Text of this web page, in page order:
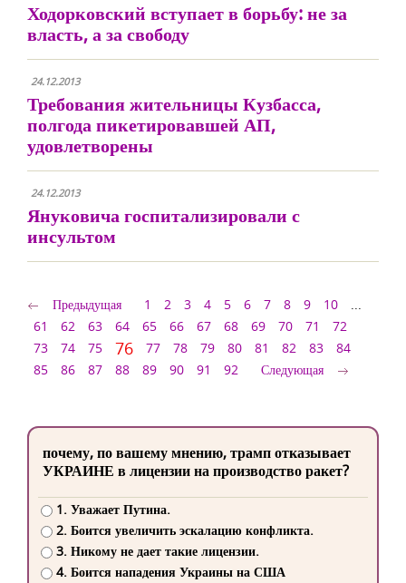
Ходорковский вступает в борьбу: не за
власть, а за свободу
24.12.2013
Требования жительницы Кузбасса,
полгода пикетировавшей АП,
удовлетворены
24.12.2013
Януковича госпитализировали с
инсультом
Предыдущая 1 2 3 4 5 6 7 8 9 10
...
61
62 63 64 65 66 67 68 69 70 71
72
73
74 75 76 77 78 79 80 81 82 83
84
85
86 87 88 89 90 91 92 Следующая
почему, по вашему мнению, трамп отказывает
УКРАИНЕ в лицензии на производство ракет?
1. Уважает Путина.
2. Боится увеличить эскалацию конфликта.
3. Никому не дает такие лицензии.
4. Боится нападения Украины на США